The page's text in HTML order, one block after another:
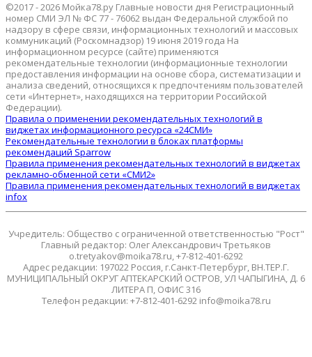
©2017 - 2026 Мойка78.ру Главные новости дня Регистрационный
номер СМИ ЭЛ № ФС 77 - 76062 выдан Федеральной службой по
надзору в сфере связи, информационных технологий и массовых
коммуникаций (Роскомнадзор) 19 июня 2019 года На
информационном ресурсе (сайте) применяются
рекомендательные технологии (информационные технологии
предоставления информации на основе сбора, систематизации и
анализа сведений, относящихся к предпочтениям пользователей
сети «Интернет», находящихся на территории Российской
Федерации).
Правила о применении рекомендательных технологий в
виджетах информационного ресурса «24СМИ»
Рекомендательные технологии в блоках платформы
рекомендаций Sparrow
Правила применения рекомендательных технологий в виджетах
рекламно-обменной сети «СМИ2»
Правила применения рекомендательных технологий в виджетах
infox
Учредитель: Общество с ограниченной ответственностью "Рост"
Главный редактор: Олег Александрович Третьяков
o.tretyakov@moika78.ru, +7-812-401-6292
Адрес редакции: 197022 Россия, г.Санкт-Петербург, ВН.ТЕР.Г.
МУНИЦИПАЛЬНЫЙ ОКРУГ АПТЕКАРСКИЙ ОСТРОВ, УЛ ЧАПЫГИНА, Д. 6
ЛИТЕРА П, ОФИС 316
Телефон редакции: +7-812-401-6292 info@moika78.ru